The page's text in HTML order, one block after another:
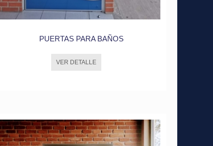
PUERTAS PARA BAÑOS
VER DETALLE